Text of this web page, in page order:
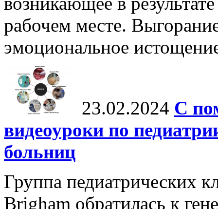
рабочем месте.
эмоциональное
23.02.2024 С
видеоуроки по
больниц
Группа педиатрических
Brigham обратилась к